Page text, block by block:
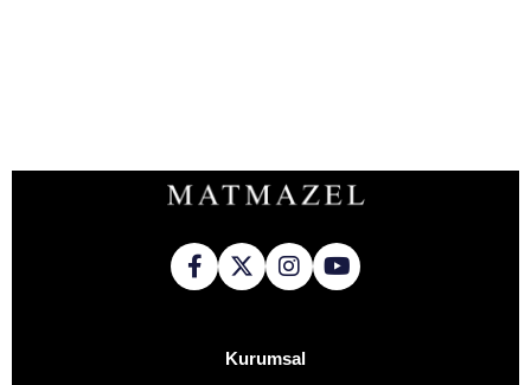
Kurumsal